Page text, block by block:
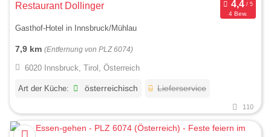
Restaurant Dollinger
4 Bew.
Gasthof-Hotel in Innsbruck/Mühlau
7,9 km (Entfernung von PLZ 6074)
6020 Innsbruck, Tirol, Österreich
Art der Küche: österreichisch Lieferservice
110